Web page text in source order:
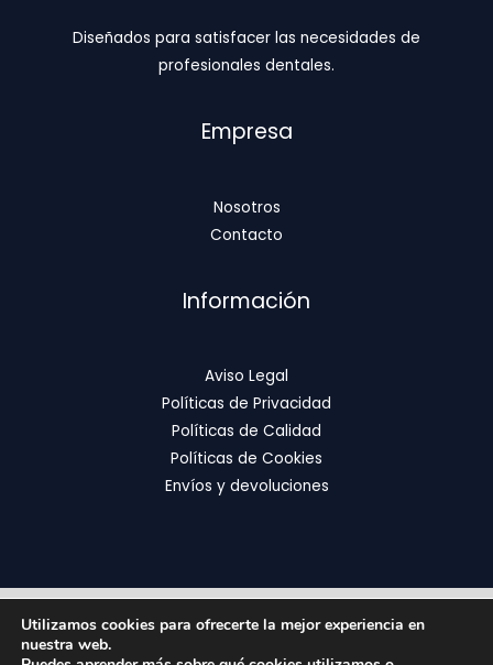
Diseñados para satisfacer las necesidades de
profesionales dentales.
Empresa
Nosotros
Contacto
Información
Aviso Legal
Políticas de Privacidad
Políticas de Calidad
Políticas de Cookies
Envíos y devoluciones
Copyright © 2026 | FixOrthodontics
Utilizamos cookies para ofrecerte la mejor experiencia en
nuestra web.